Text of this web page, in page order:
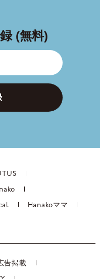
(無料)
Hanakoママ
告掲載